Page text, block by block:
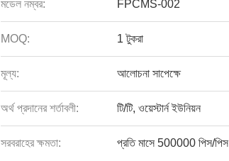
মডেল নম্বর: FPCMS-002
MOQ: 1 টুকরা
মূল্য: আলোচনা সাপেক্ষে
অর্থ প্রদানের শর্তাবলী: টি/টি, ওয়েস্টার্ন ইউনিয়ন
সরবরাহের ক্ষমতা: প্রতি মাসে 500000 পিস/পিস